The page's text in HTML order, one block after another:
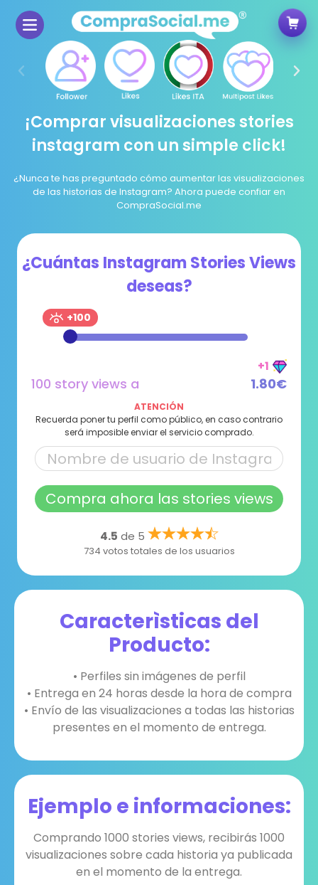
¡Comprar visualizaciones stories
instagram con un simple click!
¿Nunca te has preguntado cómo aumentar las visualizaciones
de las historias de Instagram? Ahora puede confiar en
CompraSocial.me
¿Cuántas Instagram Stories Views
deseas?
+100
+1
100 story views a 1.80€
ATENCIÓN
Recuerda poner tu perfil como público, en caso contrario
será imposible enviar el servicio comprado.
Compra ahora las stories views
4.5 de 5
734 votos totales de los usuarios
Caracterìsticas del
Producto:
• Perfiles sin imágenes de perfil
• Entrega en 24 horas desde la hora de compra
• Envío de las visualizaciones a todas las historias
presentes en el momento de entrega.
Ejemplo e informaciones:
Comprando 1000 stories views, recibirás 1000
visualizaciones sobre cada historia ya publicada
en el momento de la entrega.